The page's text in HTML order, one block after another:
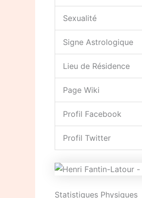
Sexualité
Signe Astrologique
Lieu de Résidence
Page Wiki
Profil Facebook
Profil Twitter
Statistiques Physiques